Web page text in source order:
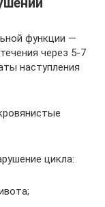
функции —
через 5-7
наступления
цикла: